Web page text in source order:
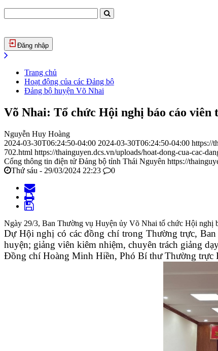
Đăng nhập
Trang chủ
Hoạt động của các Đảng bộ
Đảng bộ huyện Võ Nhai
Võ Nhai: Tổ chức Hội nghị báo cáo viên
Nguyễn Huy Hoàng
2024-03-30T06:24:50-04:00 2024-03-30T06:24:50-04:00 https://
702.html https://thainguyen.dcs.vn/uploads/hoat-dong-cua-cac-
Cổng thông tin điện tử Đảng bộ tỉnh Thái Nguyên https://
Thứ sáu - 29/03/2024 22:23
0
Ngày 29/3, Ban Thường vụ Huyện ủy Võ Nhai tổ chức Hội nghị
Dự Hội nghị có các đồng chí trong Thường trực,
huyện; giảng viên kiêm nhiệm, chuyên trách giảng
Đồng chí Hoàng Minh Hiền, Phó Bí thư Thường trực